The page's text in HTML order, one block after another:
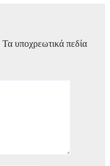
Τα υποχρεωτικά πεδία